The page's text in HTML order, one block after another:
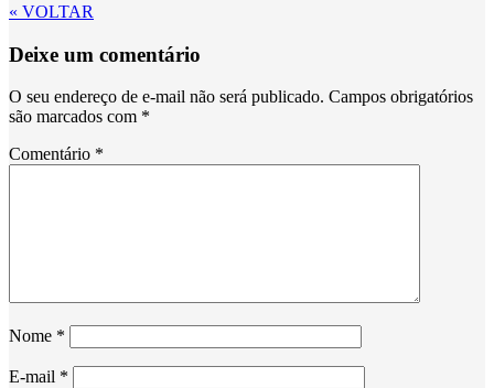
« VOLTAR
Deixe um comentário
O seu endereço de e-mail não será publicado. Campos obrigatórios
são marcados com *
Comentário *
Nome *
E-mail *